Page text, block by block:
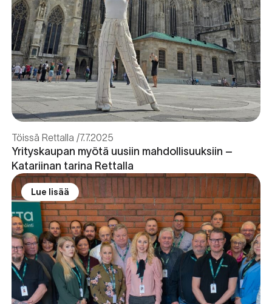
Töissä Rettalla 7.7.2025
Yrityskaupan myötä uusiin mahdollisuuksiin –
Katariinan tarina Rettalla
Lue lisää